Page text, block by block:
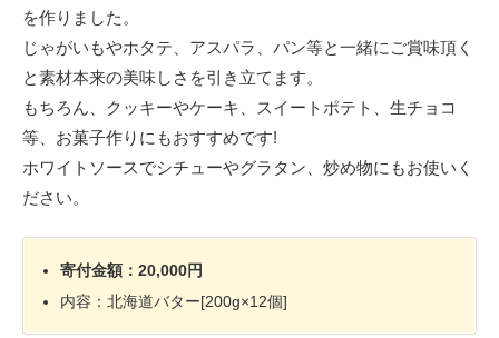
を作りました。
じゃがいもやホタテ、アスパラ、パン等と一緒にご賞味頂く
と素材本来の美味しさを引き立てます。
もちろん、クッキーやケーキ、スイートポテト、生チョコ
等、お菓子作りにもおすすめです!
ホワイトソースでシチューやグラタン、炒め物にもお使いく
ださい。
寄付金額：20,000円
内容：北海道バター[200g×12個]